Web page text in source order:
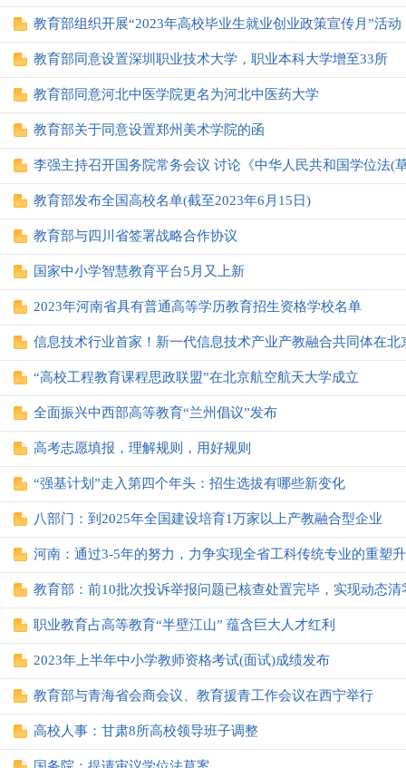
教育部组织开展“2023年高校毕业生就业创业政策宣传月”活动
教育部同意设置深圳职业技术大学，职业本科大学增至33所
教育部同意河北中医学院更名为河北中医药大学
教育部关于同意设置郑州美术学院的函
李强主持召开国务院常务会议 讨论《中华人民共和国学位法(
教育部发布全国高校名单(截至2023年6月15日)
教育部与四川省签署战略合作协议
国家中小学智慧教育平台5月又上新
2023年河南省具有普通高等学历教育招生资格学校名单
“高校工程教育课程思政联盟”在北京航空航天大学成立
全面振兴中西部高等教育“兰州倡议”发布
高考志愿填报，理解规则，用好规则
“强基计划”走入第四个年头：招生选拔有哪些新变化
八部门：到2025年全国建设培育1万家以上产教融合型企业
河南：通过3-5年的努力，力争实现全省工科传统专业的重塑
教育部：前10批次投诉举报问题已核查处置完毕，实现动态清
职业教育占高等教育“半壁江山” 蕴含巨大人才红利
2023年上半年中小学教师资格考试(面试)成绩发布
教育部与青海省会商会议、教育援青工作会议在西宁举行
高校人事：甘肃8所高校领导班子调整